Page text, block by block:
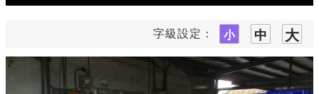
字級設定：